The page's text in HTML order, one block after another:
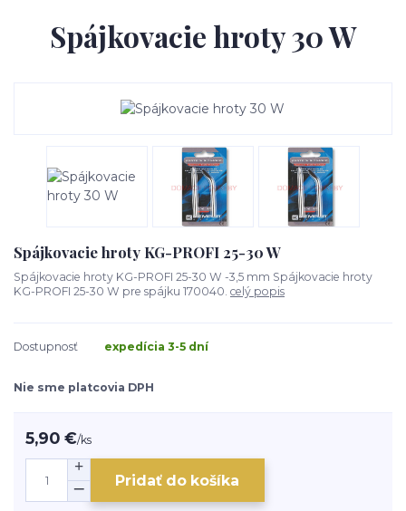
Spájkovacie hroty 30 W
Spájkovacie hroty KG-PROFI 25-30 W
Spájkovacie hroty KG-PROFI 25-30 W -3,5 mm Spájkovacie hroty
KG-PROFI 25-30 W pre spájku 170040. celý popis
Dostupnosť expedícia 3-5 dní
Nie sme platcovia DPH
5,90 €/ks
Pridať do košíka